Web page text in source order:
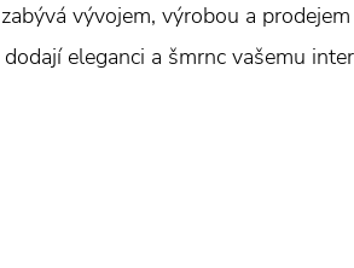
vývojem, výrobou a
eleganci a šmrnc vašemu